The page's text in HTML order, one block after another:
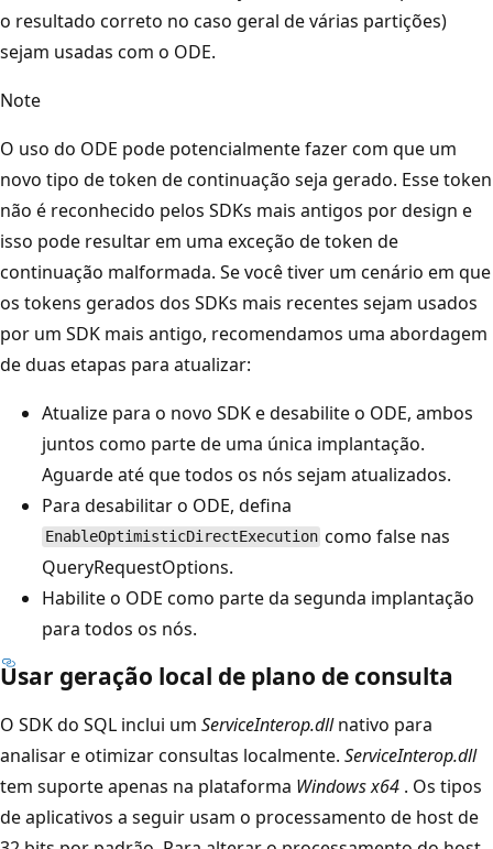
o resultado correto no caso geral de várias partições)
sejam usadas com o ODE.
Note
O uso do ODE pode potencialmente fazer com que um
novo tipo de token de continuação seja gerado. Esse token
não é reconhecido pelos SDKs mais antigos por design e
isso pode resultar em uma exceção de token de
continuação malformada. Se você tiver um cenário em que
os tokens gerados dos SDKs mais recentes sejam usados
por um SDK mais antigo, recomendamos uma abordagem
de duas etapas para atualizar:
Atualize para o novo SDK e desabilite o ODE, ambos
juntos como parte de uma única implantação.
Aguarde até que todos os nós sejam atualizados.
Para desabilitar o ODE, defina
EnableOptimisticDirectExecution como false nas
QueryRequestOptions.
Habilite o ODE como parte da segunda implantação
para todos os nós.
Usar geração local de plano de consulta
O SDK do SQL inclui um ServiceInterop.dllnativo para
analisar e otimizar consultas localmente. ServiceInterop.dll
tem suporte apenas na plataforma Windows x64 . Os tipos
de aplicativos a seguir usam o processamento de host de